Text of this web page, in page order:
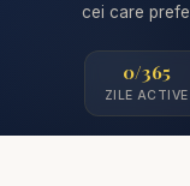
cei care
0/365
ZILE ACTIVE